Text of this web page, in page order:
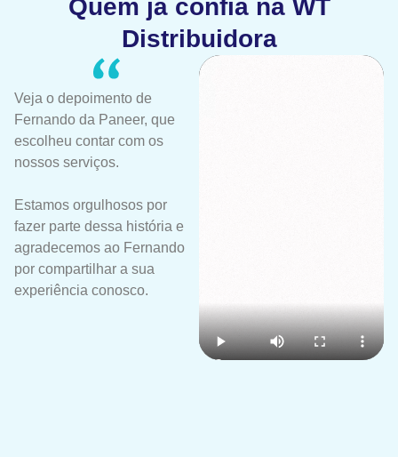
Quem já confia na WT
Distribuidora
Veja o depoimento de
Fernando da Paneer, que
escolheu contar com os
nossos serviços.
Estamos orgulhosos por
fazer parte dessa história e
agradecemos ao Fernando
por compartilhar a sua
experiência conosco.